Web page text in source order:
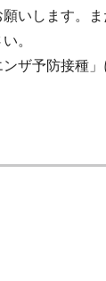
いします。
。
ザ予防接種」